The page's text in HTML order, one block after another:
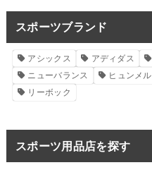
スポーツブランド
アシックス アディダス
ニューバランス
ヒュンメル
リーボック
スポーツ用品店を探す